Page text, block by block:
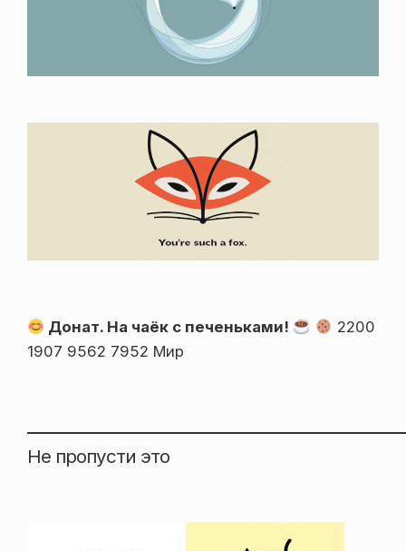
Донат. На чаёк с печеньками!
2200
1907 9562 7952 Мир
Не пропусти это